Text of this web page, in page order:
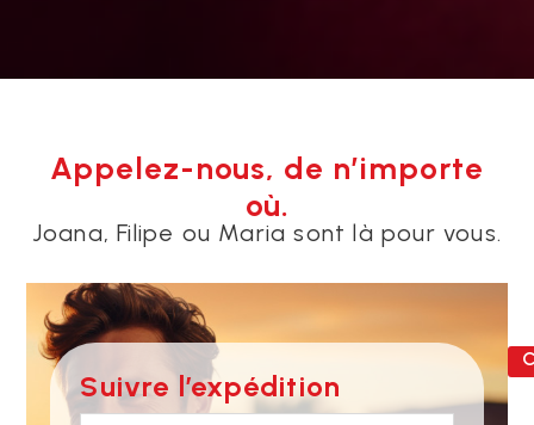
Appelez-nous, de n’importe
où.
Joana, Filipe ou Maria sont là pour vous.
Suivre l’expédition